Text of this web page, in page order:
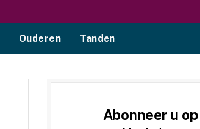
Ouderen Tanden
Abonneer u op